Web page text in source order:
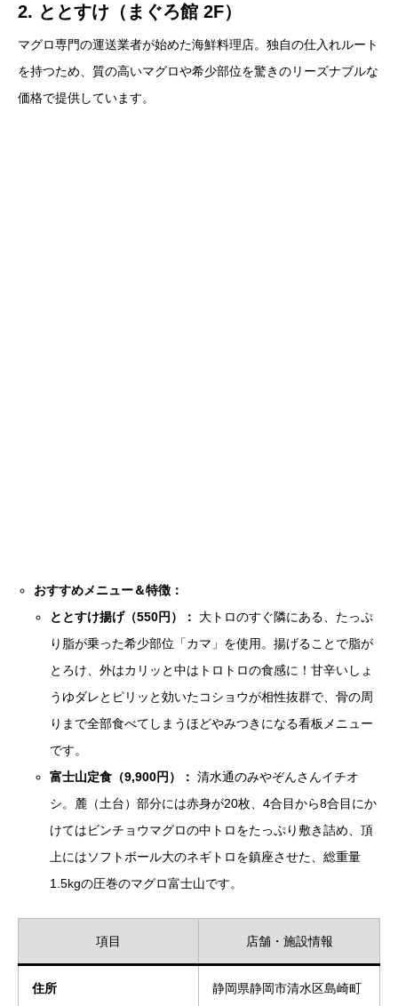
2. ととすけ（まぐろ館 2F）
マグロ専門の運送業者が始めた海鮮料理店。独自の仕入れルート
を持つため、質の高いマグロや希少部位を驚きのリーズナブルな
価格で提供しています。
おすすめメニュー＆特徴：
ととすけ揚げ（550円）：
大トロのすぐ隣にある、たっぷ
り脂が乗った希少部位「カマ」を使用。揚げることで脂が
とろけ、外はカリッと中はトロトロの食感に！甘辛いしょ
うゆダレとピリッと効いたコショウが相性抜群で、骨の周
りまで全部食べてしまうほどやみつきになる看板メニュー
です。
富士山定食（9,900円）： 清水通のみやぞんさんイチオ
シ。麓（土台）部分には赤身が20枚、4合目から8合目にか
けてはビンチョウマグロの中トロをたっぷり敷き詰め、頂
上にはソフトボール大のネギトロを鎮座させた、総重量
1.5kgの圧巻のマグロ富士山です。
項目 店舗・施設情報
住所
静岡県静岡市清水区島崎町